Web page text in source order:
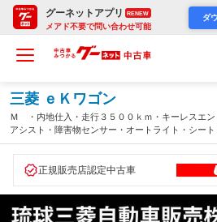
グーネットアプリ RENEW
メアド不要で問い合わせ可能
ダ
三菱 ｅＫワゴン
Ｍ ・内地仕入・走行３５００ｋｍ・キーレスエン
アシスト・障害物センサー・オートライト・シー
イブレコーダー・純正ＣＤチューナー・車検整備
正規販売店認定中古車